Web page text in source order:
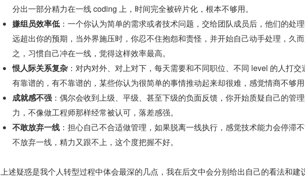
分出一部分精力在一线 coding 上，时间完全被碎片化，根本不够用。
嫌组员效率低 ：一个你认为简单的需求或者技术问题，交给团队成员后，他们的处
远超出你的预期，当外界施压时，你忍不住抱怨和责怪，并开始自己动手处理，久
之，习惯自己冲在一线，觉得这样效率最高。
恨人际关系复杂 ：对内对外、对上对下，每天需要和不同职位、不同 level 的人打交
有靠谱的，有不靠谱的，某些你认为很简单的事情推动起来却很难，感觉情商不够用
成就感不强 ：偶尔会收到上级、平级、甚至下级的负面反馈，你开始质疑自己的管
力，不像做工程师那样经常被认可，落差感强。
不敢放弃一线 ：担心自己不合适做管理，如果脱离一线执行，感觉技术能力会停滞不
不放弃一线，精力又跟不上，这个度把握不好。
上述疑惑是我个人转型过程中体会最深的几点，我在后文中会分别给出自己的看法和建